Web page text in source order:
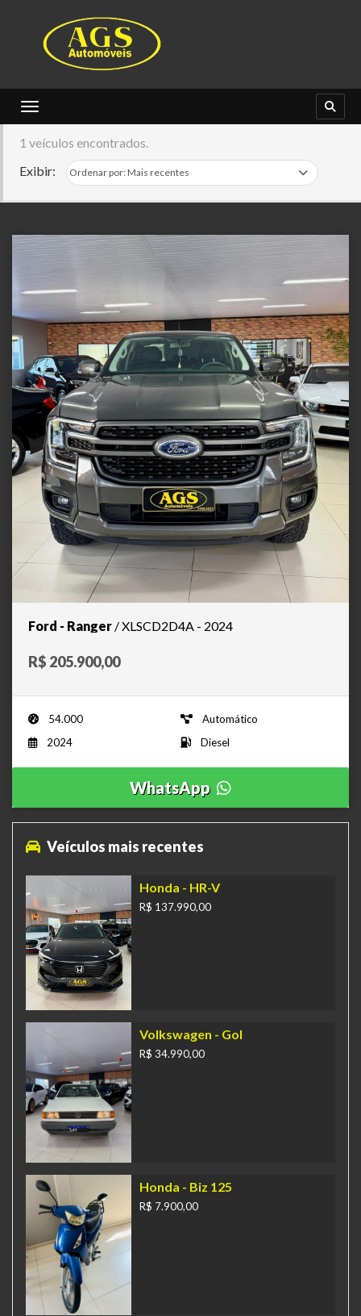
Toggle navigation
1 veículos encontrados.
Exibir:
Ford - Ranger / XLSCD2D4A - 2024
R$ 205.900,00
54.000
Automático
2024
Diesel
WhatsApp
Veículos mais recentes
Honda - HR-V
R$ 137.990,00
Volkswagen - Gol
R$ 34.990,00
Honda - Biz 125
R$ 7.900,00